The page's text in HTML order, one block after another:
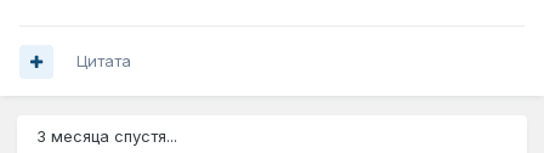
Цитата
3 месяца спустя...